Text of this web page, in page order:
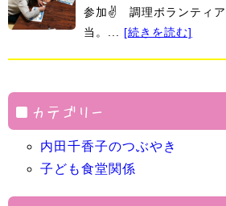
参加✌ 調理ボランティア
当。... [続きを読む]
カテゴリー
内田千香子のつぶやき
子ども食堂関係